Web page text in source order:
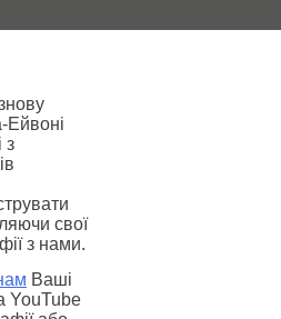
Ейвоні
з
свої
з нами.
Ваші
YouTube